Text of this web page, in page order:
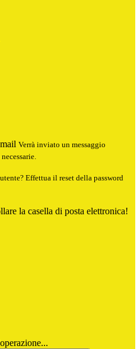
Verrà inviato un messaggio
Effettua il reset della password
la casella di posta elettronica!